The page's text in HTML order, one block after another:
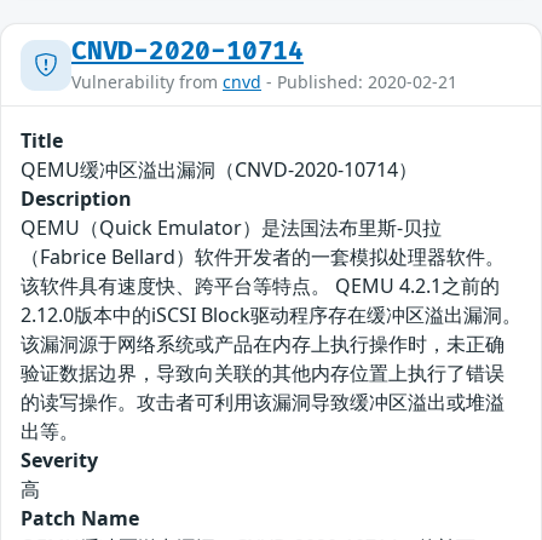
CNVD-2020-10714
Vulnerability from cnvd - Published: 2020-02-21
Title
QEMU缓冲区溢出漏洞（CNVD-2020-10714）
Description
QEMU（Quick Emulator）是法国法布里斯-贝拉
（Fabrice Bellard）软件开发者的一套模拟处理器软件。
该软件具有速度快、跨平台等特点。 QEMU 4.2.1之前的
2.12.0版本中的iSCSI Block驱动程序存在缓冲区溢出漏洞。
该漏洞源于网络系统或产品在内存上执行操作时，未正确
验证数据边界，导致向关联的其他内存位置上执行了错误
的读写操作。攻击者可利用该漏洞导致缓冲区溢出或堆溢
出等。
Severity
高
Patch Name